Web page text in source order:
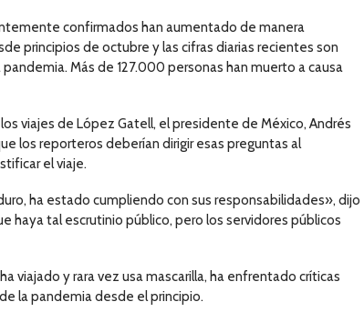
confirmados han aumentado de manera
principios de octubre y las cifras diarias recientes son
Más de 127.000 personas han muerto a causa
viajes de López Gatell, el presidente de México, Andrés
los reporteros deberían dirigir esas preguntas al
el viaje.
ha estado cumpliendo con sus responsabilidades», dijo
haya tal escrutinio público, pero los servidores públicos
viajado y rara vez usa mascarilla, ha enfrentado críticas
la pandemia desde el principio.